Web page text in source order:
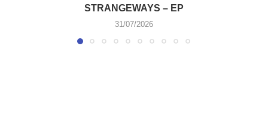
STRANGEWAYS – EP
31/07/2026